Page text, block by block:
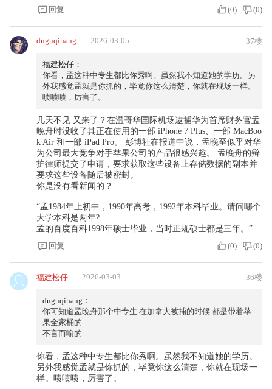
回复 (0) (0)
duguqihang 2026-03-05 37楼
福建松仔：
你看，孟这种中专生都比你秀啊。虽然我不知道她的学历。另
外我感觉孟就是你抓的，毕竟你这么清楚，你就在现场一样。
啧啧啧，厉害了。
几天不见 又来了？在温哥华国际机场逮捕华为首席财务官孟
晚舟时没收了其正在使用的一部 iPhone 7 Plus、一部 MacBoo
k Air 和一部 iPad Pro。 彭博社在报道中说，孟晚至似乎对华
为公司最大竞争对手苹果公司的产品很感兴趣。 孟晚舟的辩
护律师提交了申请，要求获取这些设备上存储数据的副本并
要求这些设备随后被密封。
你是没有看新闻的？
“孟1984年上初中，1990年高考，1992年本科毕业。请问哪个
大学本科是两年?
孟的百度百科1998年硕士毕业，当时正规硕士都是三年。”
回复
(0) (0)
福建松仔 2026-03-03 36楼
duguqihang：
你可知道孟晚舟那个中专生 在加拿大被捕的时候 都是带着苹
果全家桶的
不言而喻的
你看，孟这种中专生都比你秀啊。虽然我不知道她的学历。
另外我感觉孟就是你抓的，毕竟你这么清楚，你就在现场一
样。啧啧啧，厉害了。